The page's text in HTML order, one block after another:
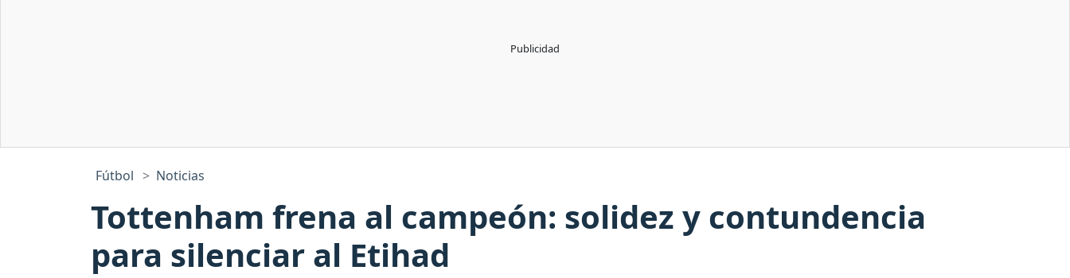
Fútbol Noticias
Tottenham frena al campeón: solidez y contundencia
para silenciar al Etihad